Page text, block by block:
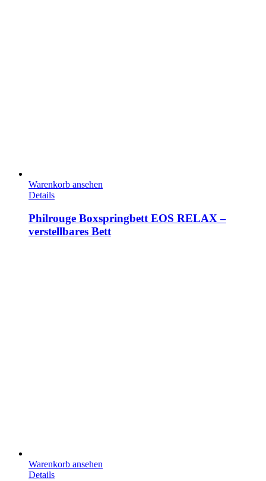
Warenkorb ansehen
Details
Philrouge Boxspringbett EOS RELAX –
verstellbares Bett
Warenkorb ansehen
Details